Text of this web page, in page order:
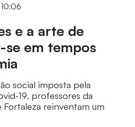
e a arte de
se em tempos
social imposta pela
19, professores da
Fortaleza reinventam um